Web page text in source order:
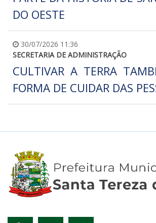
DO OESTE
30/07/2026 11:36
SECRETARIA DE ADMINISTRAÇÃO
CULTIVAR A TERRA
FORMA DE CUIDAR DAS